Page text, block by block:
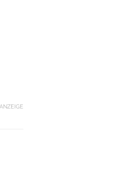
ANZEIGE